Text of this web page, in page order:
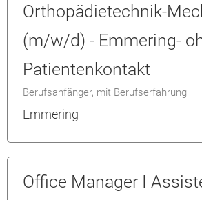
Orthopädietechnik-
(m/w/d) - Emmering-
Patientenkontakt
Berufsanfänger, mit Berufserfahrung
Emmering
Office Manager I